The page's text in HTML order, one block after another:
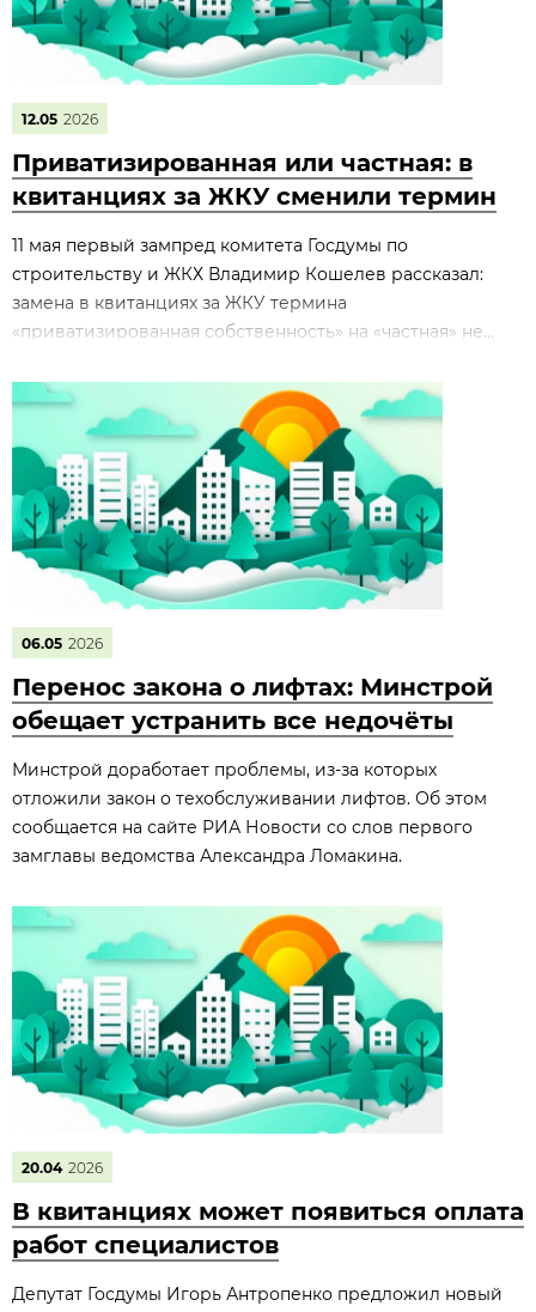
12.05 2026
Приватизированная или частная: в
квитанциях за ЖКУ сменили термин
11 мая первый зампред комитета Госдумы по
строительству и ЖКХ Владимир Кошелев рассказал:
замена в квитанциях за ЖКУ термина
«приватизированная собственность» на «частная» не...
06.05 2026
Перенос закона о лифтах: Минстрой
обещает устранить все недочёты
Минстрой доработает проблемы, из‑за которых
отложили закон о техобслуживании лифтов. Об этом
сообщается на сайте РИА Новости со слов первого
замглавы ведомства Александра Ломакина.
20.04 2026
В квитанциях может появиться оплата
работ специалистов
Депутат Госдумы Игорь Антропенко предложил новый